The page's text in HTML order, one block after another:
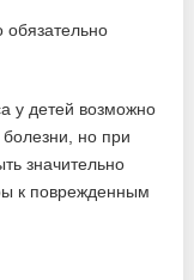
обязательно
у детей возможно
болезни, но при
значительно
к поврежденным